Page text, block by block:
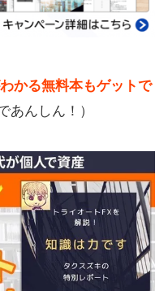
かる無料本もゲットで
あんしん！）